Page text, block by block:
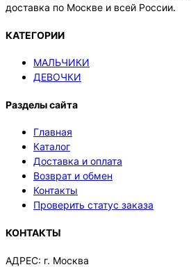
доставка по Москве и всей России.
КАТЕГОРИИ
МАЛЬЧИКИ
ДЕВОЧКИ
Разделы сайта
Главная
Каталог
Доставка и оплата
Возврат и обмен
Контакты
Проверить статус заказа
КОНТАКТЫ
АДРЕС: г. Москва